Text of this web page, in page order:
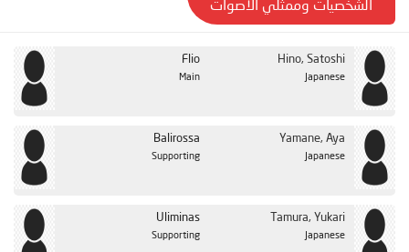
الشخصيات وممثلي الأصوات
Flio
Main
Hino, Satoshi
Japanese
Balirossa
Supporting
Yamane, Aya
Japanese
Uliminas
Supporting
Tamura, Yukari
Japanese